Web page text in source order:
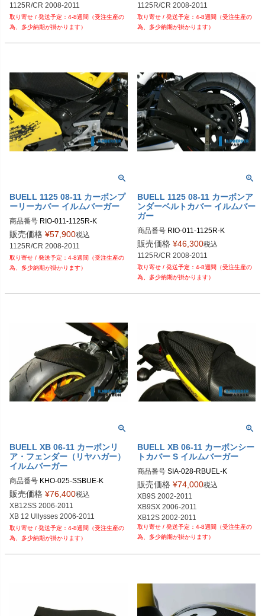
1125R/CR 2008-2011
4-8週間（受注生産の
為、多少納期が掛かります）
1125R/CR 2008-2011
4-8週間（受注生産の
為、多少納期が掛かります）
BUELL 1125 08-11 カーボンプ
ーリーカバー イルムバーガー
商品番号 RIO-011-1125R-K
RIO.011.1125R.K
販売価格 ¥57,900税込
1125R/CR 2008-2011
4-8週間（受注生産の
為、多少納期が掛かります）
BUELL 1125 08-11 カーボンア
ンダーベルトカバー イルムバー
ガー
商品番号 RIO-011-1125R-K
RIO.011.1125R.K
販売価格 ¥46,300税込
1125R/CR 2008-2011
4-8週間（受注生産の
為、多少納期が掛かります）
BUELL XB 06-11 カーボンリ
ア・フェンダー（リヤハガー）
イルムバーガー
商品番号 KHO-025-SSBUE-K
KHO.025.SSBUE.K
販売価格 ¥76,400税込
XB12SS 2006-2011
XB 12 Ullysses 2006-2011
4-8週間（受注生産の
為、多少納期が掛かります）
BUELL XB 06-11 カーボンシー
トカバー S イルムバーガー
商品番号 SIA-028-RBUEL-K
SIA.028.RBUEL.K
販売価格 ¥74,000税込
XB9S 2002-2011
XB9SX 2006-2011
XB12S 2002-2011
4-8週間（受注生産の
為、多少納期が掛かります）